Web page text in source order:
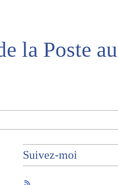
Suivez-moi